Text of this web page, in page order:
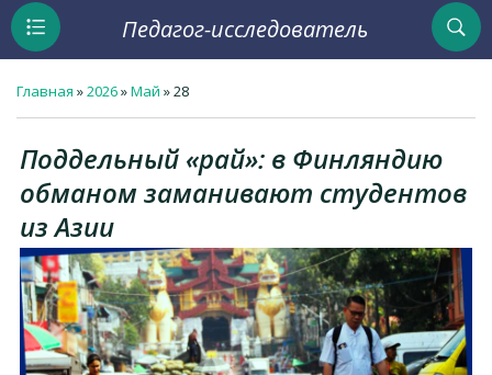
Педагог-исследователь
Главная »2026»Май »28
Поддельный «рай»: в Финляндию
обманом заманивают студентов
из Азии